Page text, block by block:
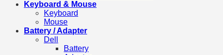
Keyboard & Mouse
Keyboard
Mouse
Battery / Adapter
Dell
Battery